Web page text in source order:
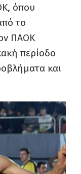
όπου
το
ΠΑΟΚ
περίοδο
και